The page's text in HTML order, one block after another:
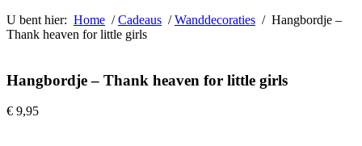
U bent hier: Home /Cadeaus /Wanddecoraties / Hangbordje –
Thank heaven for little girls
Hangbordje – Thank heaven for little girls
€ 9,95